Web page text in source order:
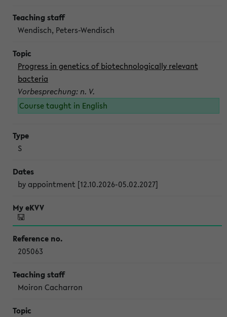
Wendisch, Peters-Wendisch
Progress in genetics of biotechnologically relevant
bacteria
Vorbesprechung: n. V.
Course taught in English
S
by appointment [12.10.2026-05.02.2027]
205063
Moiron Cacharron